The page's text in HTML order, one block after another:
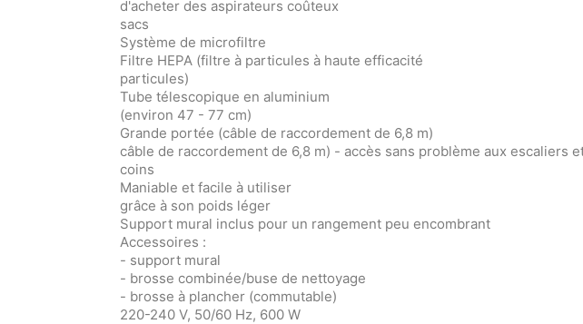
d'acheter des aspirateurs coûteux
sacs
Système de microfiltre
Filtre HEPA (filtre à particules à haute efficacité
particules)
Tube télescopique en aluminium
(environ 47 - 77 cm)
Grande portée (câble de raccordement de 6,8 m)
câble de raccordement de 6,8 m) - accès sans problème aux escaliers
coins
Maniable et facile à utiliser
grâce à son poids léger
Support mural inclus pour un rangement peu encombrant
Accessoires :
- support mural
- brosse combinée/buse de nettoyage
- brosse à plancher (commutable)
220-240 V, 50/60 Hz, 600 W